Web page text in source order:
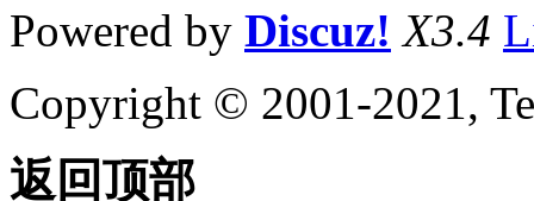
Powered by Discuz! X3.4
Copyright © 2001-2021,
返回顶部